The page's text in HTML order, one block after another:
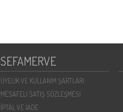
SEFAMERVE
ÜYELIK VE KULLANIM ŞARTLARI
MESAFELI SATIŞ SÖZLEŞMESI
İPTAL VE İADE